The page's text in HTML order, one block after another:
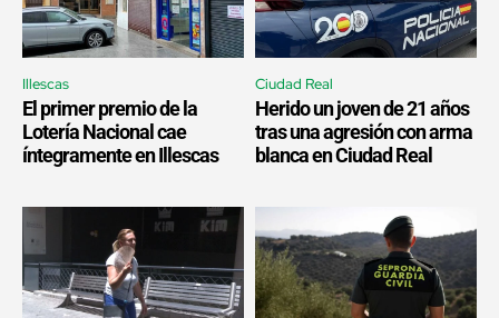
Illescas
El primer premio de la
Lotería Nacional cae
íntegramente en Illescas
Ciudad Real
Herido un joven de 21 años
tras una agresión con arma
blanca en Ciudad Real